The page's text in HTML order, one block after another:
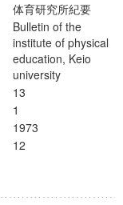
体育研究所紀要
Bulletin of the
institute of physical
education, Keio
university
13
1
1973
12